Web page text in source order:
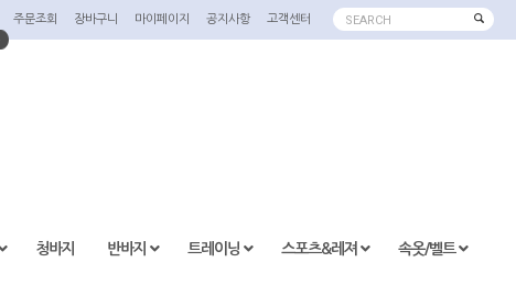
SEARCH
주문조회 장바구니 마이페이지 공지사항 고객센터
청바지 반바지 트레이닝 스포츠&레져 속옷/벨트